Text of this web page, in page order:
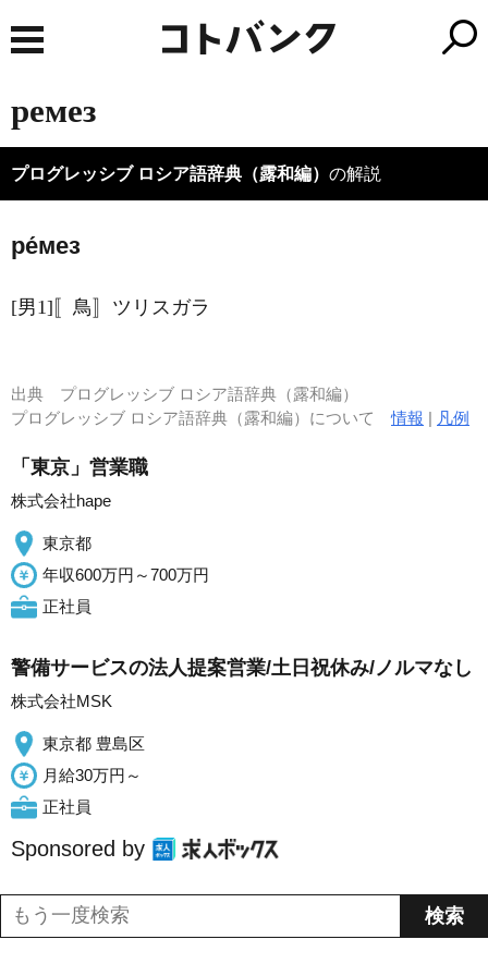
ремез
プログレッシブ ロシア語辞典（露和編） の解説
ре́мез
[男1]〚鳥〛ツリスガラ
出典 プログレッシブ ロシア語辞典（露和編）
プログレッシブ ロシア語辞典（露和編）について情報 | 凡例
「東京」営業職
株式会社hape
東京都
年収600万円～700万円
正社員
警備サービスの法人提案営業/土日祝休み/ノルマなし
株式会社MSK
東京都 豊島区
月給30万円～
正社員
Sponsored by